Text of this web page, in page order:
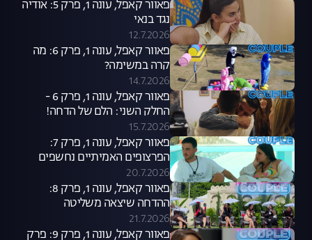
פאוור קאפל, עונה 1, פרק 5: אודיה
נגד בנאי
12.7.2026
פאוור קאפל, עונה 1, פרק 6: מה
קרה במשימה?
14.7.2026
פאוור קאפל, עונה 1, פרק 6 -
החלק השני: הלם של הדחה!
15.7.2026
פאוור קאפל, עונה 1, פרק 7:
הפרצופים האמיתיים נחשפים
20.7.2026
פאוור קאפל, עונה 1, פרק 8:
ההדחה שיצאה משליטה
21.7.2026
פאוור קאפל, עונה 1, פרק 9: פרק